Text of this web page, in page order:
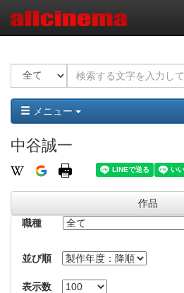
メニュー
中谷誠一
作品
職種
並び順
表示数